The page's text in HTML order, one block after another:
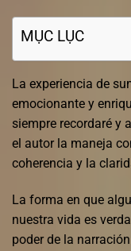
MỤC LỤC
La experiencia de
emocionante y
siempre recordaré y
el autor la maneja
coherencia y la
La forma en que
nuestra vida es
poder de la